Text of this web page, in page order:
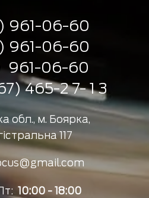
961-06-60
961-06-60
961-06-60
465-2 7- 1 3
обл., м. Боярка,
117
10:00 - 18:00